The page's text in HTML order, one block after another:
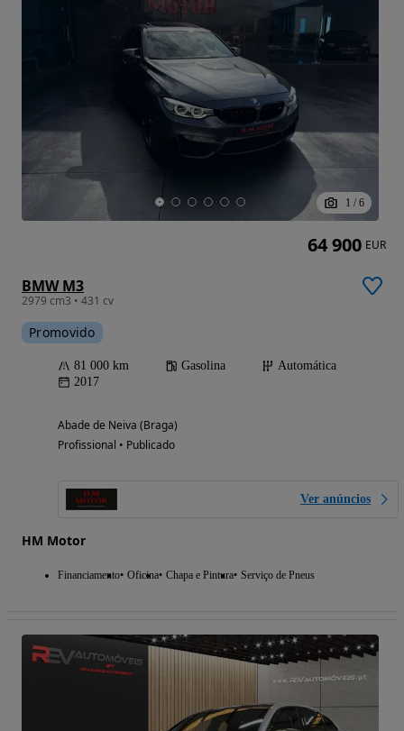
1 / 6
BMW M3
2979 cm3 • 431 cv
Promovido
81 000 km Gasolina
Automática
2017
Abade de Neiva (Braga)
Profissional • Publicado
Ver anúncios
HM Motor
Financiamento Oficina Chapa e Pintura Serviço de Pneus
64 900 EUR